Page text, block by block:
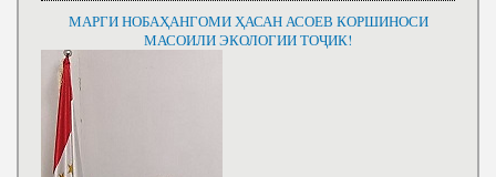
МАРГИ НОБАҲАНГОМИ ҲАСАН АСОЕВ КОРШИНОСИ
МАСОИЛИ ЭКОЛОГИИ ТОҶИК!